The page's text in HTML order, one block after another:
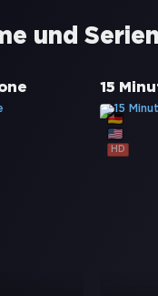
und
15
HD